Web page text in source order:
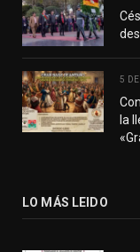
5
la
LO MÁS LEIDO